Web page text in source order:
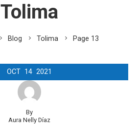
Tolima
Blog Tolima Page 13
OCT 14 2021
By
Aura Nelly Díaz